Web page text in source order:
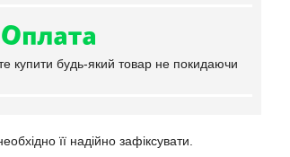
купити будь-який товар не покидаючи
її надійно зафіксувати.